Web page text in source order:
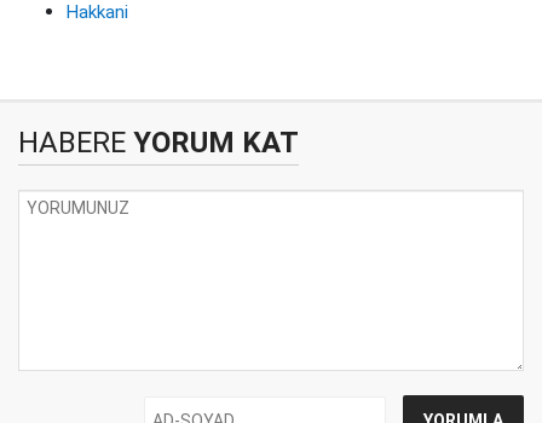
Hakkani
HABERE YORUM KAT